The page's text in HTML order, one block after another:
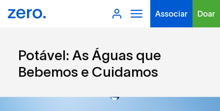
Associar Doar
Potável: As Águas que
Bebemos e Cuidamos